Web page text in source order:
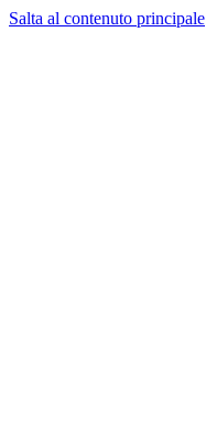
Salta al contenuto principale